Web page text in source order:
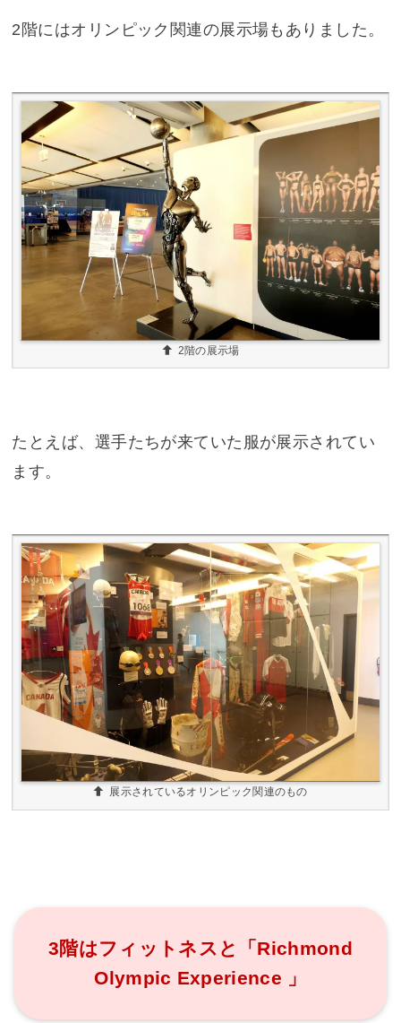
2階にはオリンピック関連の展示場もありました。
2階の展示場
たとえば、選手たちが来ていた服が展示されてい
ます。
展示されているオリンピック関連のもの
3階はフィットネスと「Richmond
Olympic Experience 」